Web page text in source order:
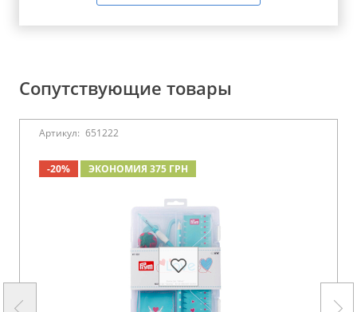
Сопутствующие товары
Артикул: 651222
-20% ЭКОНОМИЯ 375 ГРН